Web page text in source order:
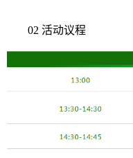
02 活动议程